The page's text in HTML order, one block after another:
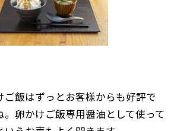
ご飯はずっとお客様からも好評で
。卵かけご飯専用醤油として使って